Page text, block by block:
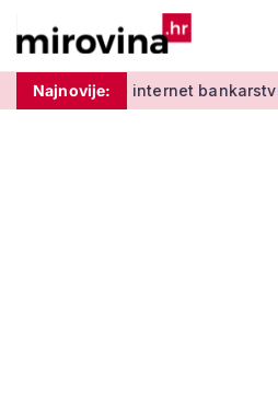
Najnovije:
učenja o internet bankarstvu